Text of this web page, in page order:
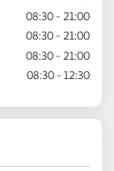
08:30 - 21:00
08:30 - 21:00
08:30 - 21:00
08:30 - 12:30